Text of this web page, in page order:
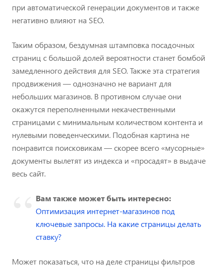
при автоматической генерации документов и также
негативно влияют на SEO.
Таким образом, бездумная штамповка посадочных
страниц с большой долей вероятности станет бомбой
замедленного действия для SEO. Также эта стратегия
продвижения — однозначно не вариант для
небольших магазинов. В противном случае они
окажутся переполненными некачественными
страницами с минимальным количеством контента и
нулевыми поведенческими. Подобная картина не
понравится поисковикам — скорее всего «мусорные»
документы вылетят из индекса и «просадят» в выдаче
весь сайт.
Вам также может быть интересно:
Оптимизация интернет-магазинов под
ключевые запросы. На какие страницы делать
ставку?
Может показаться, что на деле страницы фильтров